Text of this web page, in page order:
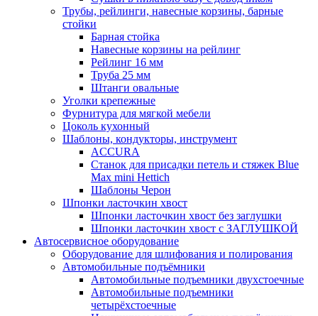
Трубы, рейлинги, навесные корзины, барные
стойки
Барная стойка
Навесные корзины на рейлинг
Рейлинг 16 мм
Труба 25 мм
Штанги овальные
Уголки крепежные
Фурнитура для мягкой мебели
Цоколь кухонный
Шаблоны, кондукторы, инструмент
ACCURA
Станок для присадки петель и стяжек Blue
Max mini Hettich
Шаблоны Черон
Шпонки ласточкин хвост
Шпонки ласточкин хвост без заглушки
Шпонки ласточкин хвост с ЗАГЛУШКОЙ
Автосервисное оборудование
Оборудование для шлифования и полирования
Автомобильные подъёмники
Автомобильные подъемники двухстоечные
Автомобильные подъемники
четырёхстоечные